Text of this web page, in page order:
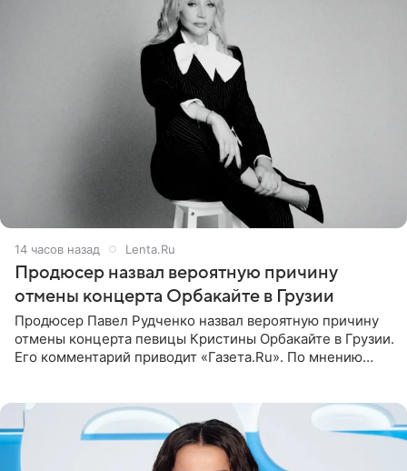
14 часов назад Lenta.Ru
Продюсер назвал вероятную причину
отмены концерта Орбакайте в Грузии
Продюсер Павел Рудченко назвал вероятную причину
отмены концерта певицы Кристины Орбакайте в Грузии.
Его комментарий приводит «Газета.Ru». По мнению